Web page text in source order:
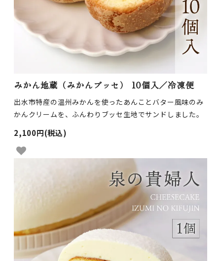
みかん地蔵（みかんブッセ） 10個入／冷凍便
出水市特産の温州みかんを使ったあんことバター風味のみ
かんクリームを、ふんわりブッセ生地でサンドしました。
2,100円(税込)